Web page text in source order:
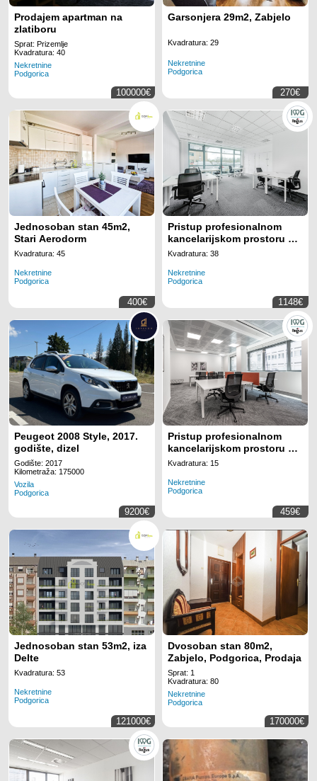
Prodajem apartman na
zlatiboru
Sprat: Prizemlje
Kvadratura: 40
Nekretnine
Podgorica
100000€
Garsonjera 29m2, Zabjelo
Kvadratura: 29
Nekretnine
Podgorica
270€
Jednosoban stan 45m2,
Stari Aerodorm
Kvadratura: 45
Nekretnine
Podgorica
400€
Pristup profesionalnom
kancelarijskom prostoru sa
svim uključenim sadržajima
Regus Business Tower
Montenegro
Kvadratura: 38
Nekretnine
Podgorica
1148€
Peugeot 2008 Style, 2017.
godište, dizel
Godište: 2017
Kilometraža: 175000
Vozila
Podgorica
9200€
Pristup profesionalnom
kancelarijskom prostoru sa
svim uključenim sadržajima
lokaciji Regus Business
Tower Montenegro
Kvadratura: 15
Nekretnine
Podgorica
459€
Jednosoban stan 53m2, iza
Delte
Kvadratura: 53
Nekretnine
Podgorica
121000€
Dvosoban stan 80m2,
Zabjelo, Podgorica, Prodaja
Sprat: 1
Kvadratura: 80
Nekretnine
Podgorica
170000€